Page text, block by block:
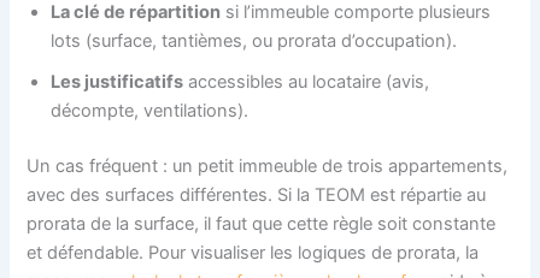
La clé de répartition si l’immeuble comporte plusieurs
lots (surface, tantièmes, ou prorata d’occupation).
Les justificatifs accessibles au locataire (avis,
décompte, ventilations).
Un cas fréquent : un petit immeuble de trois appartements,
avec des surfaces différentes. Si la TEOM est répartie au
prorata de la surface, il faut que cette règle soit constante
et défendable. Pour visualiser les logiques de prorata, la